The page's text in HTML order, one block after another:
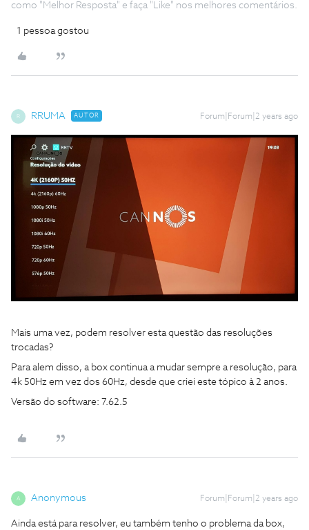
como "Melhor Resposta" e faça "Like" nos melhores comentários.
1 pessoa gostou
R RRUMA AUTOR Forum|Forum|2 years ago
Mais uma vez, podem resolver esta questão das resoluções
trocadas?
Para alem disso, a box continua a mudar sempre a resolução, para
4k 50Hz em vez dos 60Hz, desde que criei este tópico à 2 anos.
Versão do software: 7.62.5
A Anonymous Forum|Forum|2 years ago
Ainda está para resolver, eu também tenho o problema da box,